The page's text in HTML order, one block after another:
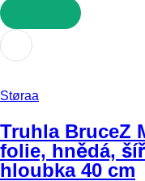
DO KOŠÍKU
Støraa
Truhla BruceZ
folie, hnědá,
hloubka 40 cm